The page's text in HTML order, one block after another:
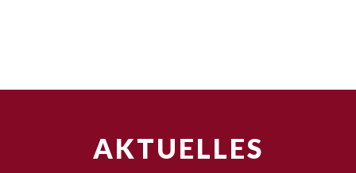
AKTUELLES